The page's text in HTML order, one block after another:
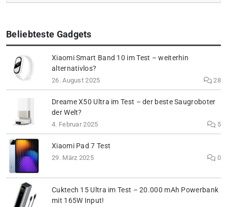
Beliebteste Gadgets
Xiaomi Smart Band 10 im Test – weiterhin
alternativlos?
26. August 2025 28
Dreame X50 Ultra im Test – der beste Saugroboter
der Welt?
4. Februar 2025 5
Xiaomi Pad 7 Test
29. März 2025 0
Cuktech 15 Ultra im Test – 20.000 mAh Powerbank
mit 165W Input!